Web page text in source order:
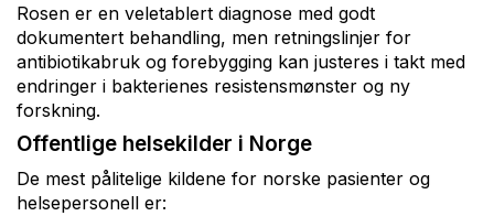
Rosen er en veletablert diagnose med godt
dokumentert behandling, men retningslinjer for
antibiotikabruk og forebygging kan justeres i takt med
endringer i bakterienes resistensmønster og ny
forskning.
Offentlige helsekilder i Norge
De mest pålitelige kildene for norske pasienter og
helsepersonell er: